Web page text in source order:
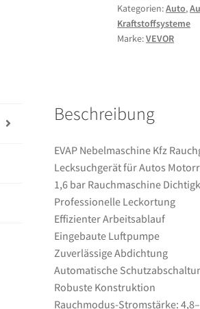
mit
Luftpumpe
und
Autos
Lkw
Diagnosegerät
zur
Lecksuche
1,3–
1,6
bar
Rauchmaschine
Menge
Kategorien:Auto,
Kraftstoffsysteme
Marke:VEVOR
Beschreibung
EVAP Nebelmaschine Kfz
Lecksuchgerät für Autos
1,6 bar Rauchmaschine
Professionelle Leckortung
Effizienter Arbeitsablauf
Eingebaute Luftpumpe
Zuverlässige Abdichtung
Automatische
Robuste Konstruktion
Rauchmodus-Stromstärke: